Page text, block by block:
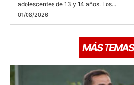
adolescentes de 13 y 14 años. Los...
01/08/2026
MÁS TEMAS